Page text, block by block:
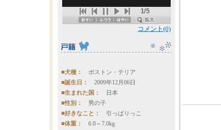
1/5
コメント(0)
■犬種： ボストン・テリア
■誕生日： 2009年12月06日
■生まれた国：
日本
■性別： 男の子
■好きなこと： 引っぱりっこ
■体重： 6.0～7.0kg